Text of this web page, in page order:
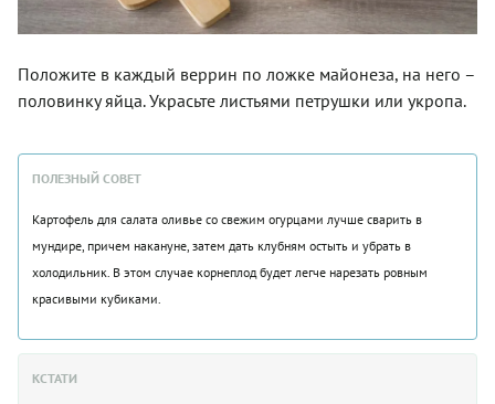
Положите в каждый веррин по ложке майонеза, на него –
половинку яйца. Украсьте листьями петрушки или укропа.
ПОЛЕЗНЫЙ СОВЕТ
Картофель для салата оливье со свежим огурцами лучше сварить в
мундире, причем накануне, затем дать клубням остыть и убрать в
холодильник. В этом случае корнеплод будет легче нарезать ровным
красивыми кубиками.
КСТАТИ